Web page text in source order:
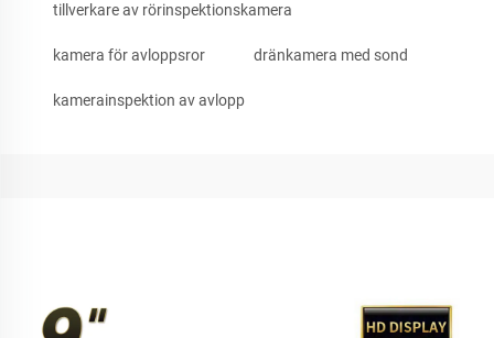
tillverkare av rörinspektionskamera
kamera för avloppsror dränkamera med sond
kamerainspektion av avlopp